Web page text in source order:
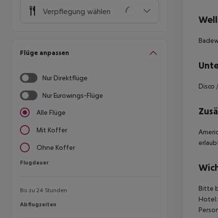
Verpflegung wählen
Flüge anpassen
Nur Direktflüge
Nur Eurowings-Flüge
Alle Flüge
Mit Koffer
Ohne Koffer
Flugdauer
Flugdauer
Bis zu 24 Stunden
Abflugzeiten
Abflugzeiten
Disco
Bitte
Hotel: